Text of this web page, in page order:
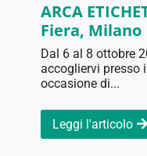
ARCA
Fiera, Milano
Dal 6 al 8 ottobre
accogliervi presso
occasione di...
Leggi l'articolo